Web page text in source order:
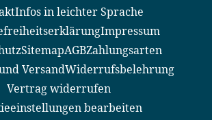
Infos in leichter Sprache
Impressum
SitemapAGBZahlungsarten
VersandWiderrufsbelehrung
Vertrag widerrufen
bearbeiten